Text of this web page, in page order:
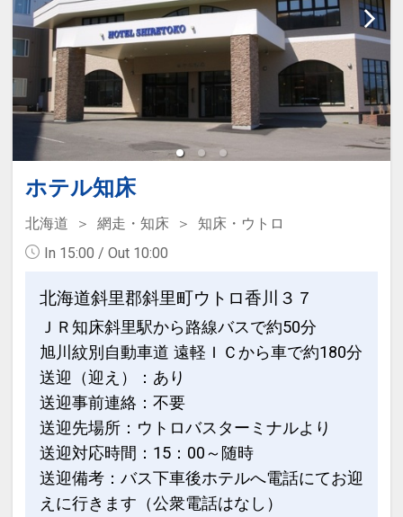
設定期間：2026年4月1日～2027年3月
31日
インターネットコース番号：DP-1-
17391442
ル、夏はチラーシステムが稼働し身を引
き締める。
屋上スペースにはオホーツクの海と空を
素っ裸で感じられる【UMISORA外気
浴】を用意。天気が良ければ天の川や流
れ星に出会えることも。
極上のとこのい（知床でのととのい）を
感じることができる。
SAUNACHELIN2021にて国内2位。
ホテル知床
北海道 網走・知床
知床・ウトロ
In 15:00 / Out 10:00
北海道斜里郡斜里町ウトロ香川３７
ＪＲ知床斜里駅から路線バスで約50分
旭川紋別自動車道 遠軽ＩＣから車で約180分
送迎（迎え）：あり
送迎事前連絡：不要
送迎先場所：ウトロバスターミナルより
送迎対応時間：15：00～随時
送迎備考：バス下車後ホテルへ電話にてお迎
えに行きます（公衆電話はなし）